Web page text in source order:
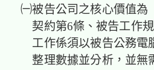
㈠被告公司之核心價值為
契約第6條、被告工作
工作係須以被告公務電
整理數據並分析，並無